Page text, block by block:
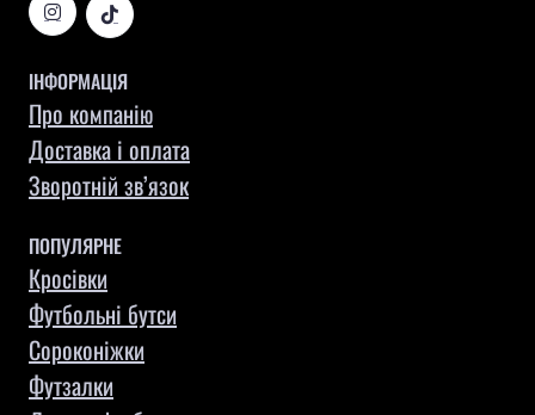
ІНФОРМАЦІЯ
Про компанію
Доставка і оплата
Зворотній зв’язок
ПОПУЛЯРНЕ
Кросівки
Футбольні бутси
Сороконіжки
Футзалки